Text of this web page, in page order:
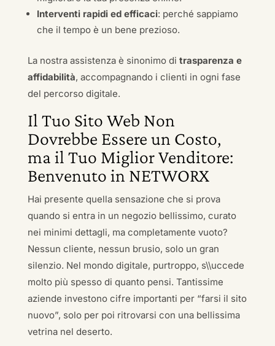
Interventi rapidi ed efficaci: perché sappiamo
che il tempo è un bene prezioso.
La nostra assistenza è sinonimo di trasparenza e
affidabilità, accompagnando i clienti in ogni fase
del percorso digitale.
Il Tuo Sito Web Non
Dovrebbe Essere un Costo,
ma il Tuo Miglior Venditore:
Benvenuto in NETWORX
Hai presente quella sensazione che si prova
quando si entra in un negozio bellissimo, curato
nei minimi dettagli, ma completamente vuoto?
Nessun cliente, nessun brusio, solo un gran
silenzio. Nel mondo digitale, purtroppo, s\\uccede
molto più spesso di quanto pensi. Tantissime
aziende investono cifre importanti per “farsi il sito
nuovo”, solo per poi ritrovarsi con una bellissima
vetrina nel deserto.